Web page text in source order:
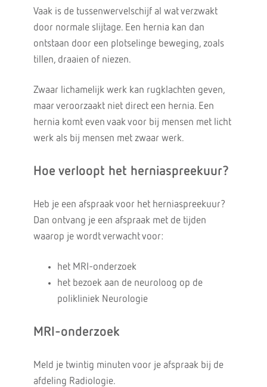
Vaak is de tussenwervelschijf al wat verzwakt
door normale slijtage. Een hernia kan dan
ontstaan door een plotselinge beweging, zoals
tillen, draaien of niezen.
Zwaar lichamelijk werk kan rugklachten geven,
maar veroorzaakt niet direct een hernia. Een
hernia komt even vaak voor bij mensen met licht
werk als bij mensen met zwaar werk.
Hoe verloopt het herniaspreekuur?
Heb je een afspraak voor het herniaspreekuur?
Dan ontvang je een afspraak met de tijden
waarop je wordt verwacht voor:
het MRI-onderzoek
het bezoek aan de neuroloog op de
polikliniek Neurologie
MRI-onderzoek
Meld je twintig minuten voor je afspraak bij de
afdeling Radiologie.